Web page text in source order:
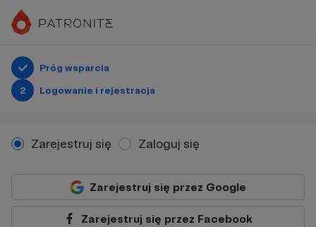
Próg wsparcia
2
Logowanie i rejestracja
Zarejestruj się Zaloguj się
Zarejestruj się przez Google
Zarejestruj się przez Facebook